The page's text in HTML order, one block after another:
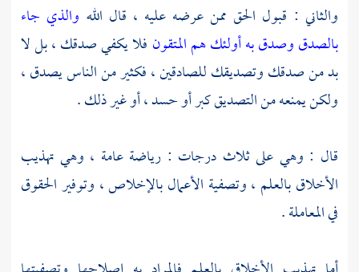
والثاني : قبول الحق ممن عرضه عليه ، قال الله والذي جاء
بالصدق وصدق به أولئك هم المتقون فلا يكفي صدقك ، بل لا
بد من صدقك وتصديقك للصادقين ، فكثير من الناس يصدق ،
ولكن يمنعه من التصديق كبر أو حسد ، أو غير ذلك .
قال : وهي على ثلاث درجات : رياضة عامة ، وهي تهذيب
الأخلاق بالعلم ، وتصفية الأعمال بالإخلاص ، وتوفير الحقوق
في المعاملة .